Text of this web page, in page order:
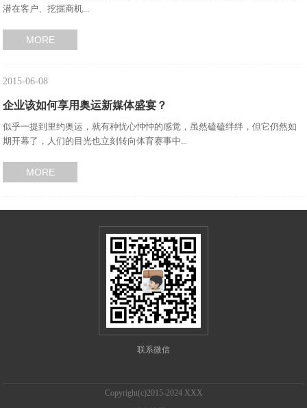
潜在客户、挖掘商机...
MORE
2015-06-08
企业该如何享用奥运新媒体盛宴？
似乎一提到里约奥运，就有种忧心忡忡的感觉，虽然磕磕绊绊，但它仍然如
期开幕了，人们的目光也立刻转向体育赛事中...
MORE
联系微信
Copyright(c)2015-2024 XXX